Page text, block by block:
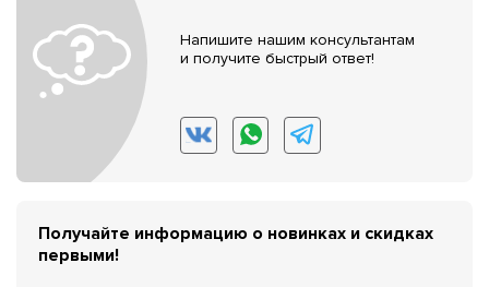
Напишите нашим консультантам
и получите быстрый ответ!
Получайте информацию о новинках и скидках
первыми!